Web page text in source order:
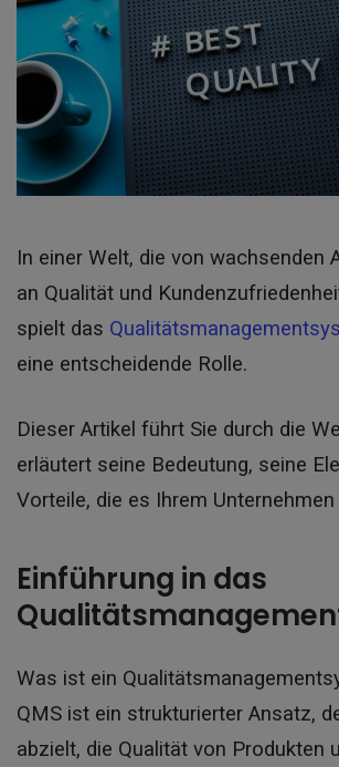
In einer Welt, die von wachsenden
an Qualität und
spielt das
eine entscheidende Rolle.
Dieser Artikel führt Sie durch die
erläutert seine Bedeutung, seine
Vorteile, die es Ihrem
Einführung in das
Was ist ein
QMS ist ein strukturierter Ansatz,
abzielt, die Qualität von Produkten